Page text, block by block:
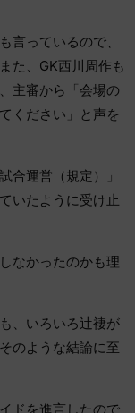
っているので、
た、GK西川周作も
主審から「会場の
ください」と声を
合運営（規定）」
いたように受け止
なかったのかも理
、いろいろ辻褄が
のような結論に至
ドを進言したので